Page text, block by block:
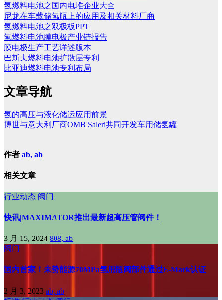
氢燃料电池之国内电堆企业大全
尼龙在车载储氢瓶上的应用及相关材料厂商
氢燃料电池之双极板PPT
氢燃料电池膜电极产业链报告
膜电极生产工艺详述版本
巴斯夫燃料电池扩散层专利
比亚迪燃料电池专利布局
文章导航
氢的高压与液化储运应用前景
博世与意大利厂商OMB Saleri共同开发车用储氢罐
作者 ab, ab
相关文章
行业动态 阀门
快讯|MAXIMATOR推出最新超高压管阀件！
3 月 15, 2024 808, ab
阀门
国内首家！未势能源70MPa氢用瓶阀部件通过E-Mark认证
2 月 3, 2023 ab, ab